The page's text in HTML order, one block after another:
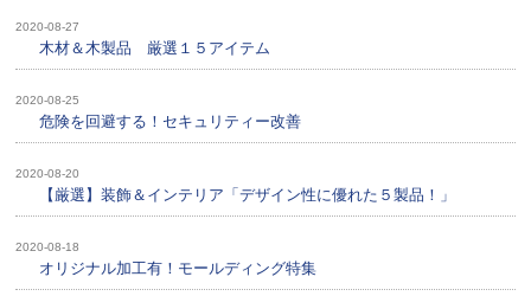
2020-08-27
木材＆木製品 厳選１５アイテム
2020-08-25
危険を回避する！セキュリティー改善
2020-08-20
【厳選】装飾＆インテリア「デザイン性に優れた５製品！」
2020-08-18
オリジナル加工有！モールディング特集